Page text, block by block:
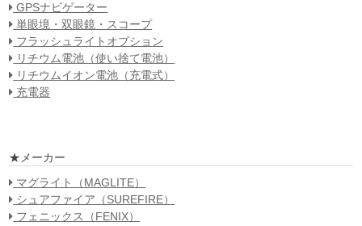
GPSナビゲーター
単眼境・双眼鏡・スコープ
フラッシュライトオプション
リチウム電池（使い捨て電池）
リチウムイオン電池（充電式）
充電器
★メーカー
マグライト（MAGLITE）
シュアファイア（SUREFIRE）
フェニックス（FENIX）